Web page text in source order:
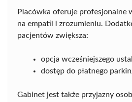
Placówka oferuje profesjonalne
na empatii i zrozumieniu.
pacjentów zwiększa:
opcja wcześniejszego
dostęp do płatnego
Gabinet jest także przyjazny